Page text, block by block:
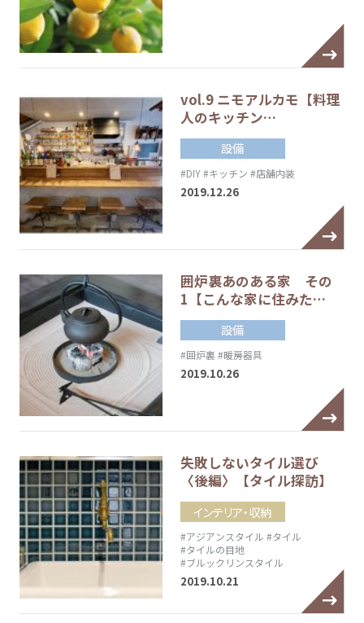
vol.9 ニモアルカモ【料理
人のキッチン…
設備
#DIY#キッチン #店舗内装
2019.12.26
囲炉裏あのある家 その
1【こんな家に住みた…
設備
#囲炉裏 #暖房器具
2019.10.26
失敗しないタイル選び
〈後編〉【タイル探訪】
インテリア・収納
#アジアンスタイル #タイル
#タイルの目地
#ブルックリンスタイル
2019.10.21